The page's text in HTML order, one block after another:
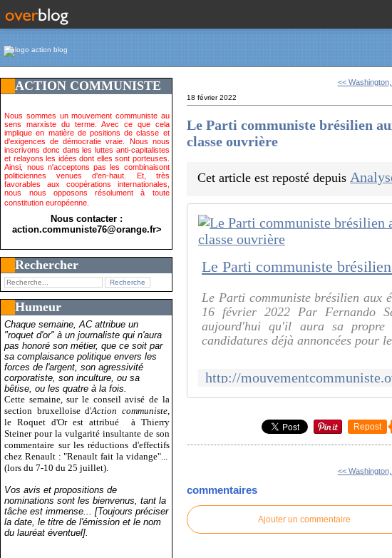
ACTION COMMUNISTE
Nous sommes un mouvement communiste au
sens marxiste du terme. Avec ce que cela
implique en matière de positions de classe et
d'exigences de démocratie vraie. Nous nous
inscrivons donc dans les luttes anti-capitalistes
et relayons les idées dont elles sont porteuses.
Ainsi, nous n'acceptons pas les combinaisont
politiciennes venues d'en-haut. Et, très
favorables aux coopérations internationales,
nous nous opposons résolument à toute
constitution européenne.
Nous contacter :
action.communiste76@orange.fr>
Rechercher
Humeur
Chaque semaine, AC attribue un
"roquet d'or" à un journaliste qui n'aura
pas honoré son métier, que ce soit par
sa complaisance politique envers les
forces de l'argent, son agressivité
corporatiste, son inculture, ou sa
bêtise, ou les quatre à la fois.
Cette semaine, sur le conseil avisé de la
section bruxelloise d'Action communiste,
le Roquet d'Or est attribué
à Thierry
Steiner pour la vulgarité insultante de son
commentaire sur les réductions d'effectifs
chez Renault : "Renault fait la vidange"...
(lors du 7-10 du 25 juillet).
Vos avis et propositions de
nominations sont les bienvenus, tant la
tâche est immense... [Toujours préciser
la date, le titre de l'émission et le nom
du lauréat éventuel].
<<
18 février 2022
Le Parti communiste brésilien
classe ouvrière
Cet article est reposté depuis
Le Parti communiste brésilien aux
16 février 2022 Par Fernando
aujourd'hui qu'il aura sa propre
candidatures déjà annoncées pour
Repost
<<
commentaires
Ajouter un commentaire